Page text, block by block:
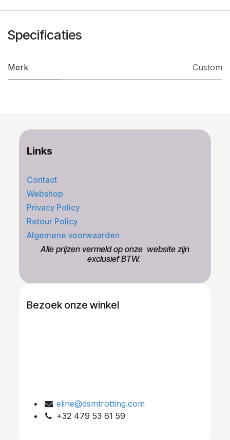
Specificaties
Merk Custom
Links
Contact
Webshop
Privacy Policy
Retour Policy
Algemene voorwaarden
​Alle prijzen vermeld op onze ​website zijn
exclusief BTW.
Bezoek onze winkel
eline@dsmtrotting.com
+32 479 53 61 59